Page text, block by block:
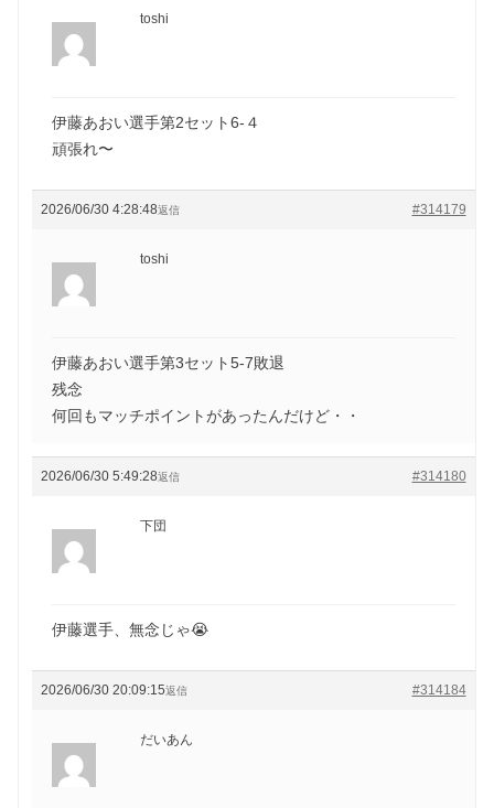
toshi
伊藤あおい選手第2セット6-４
頑張れ〜
2026/06/30 4:28:48 #314179
返信
toshi
伊藤あおい選手第3セット5-7敗退
残念
何回もマッチポイントがあったんだけど・・
2026/06/30 5:49:28 #314180
返信
下団
伊藤選手、無念じゃ😭
2026/06/30 20:09:15 #314184
返信
だいあん